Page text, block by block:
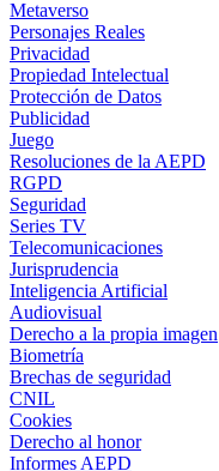
Metaverso
Personajes Reales
Privacidad
Propiedad Intelectual
Protección de Datos
Publicidad
Juego
Resoluciones de la AEPD
RGPD
Seguridad
Series TV
Telecomunicaciones
Jurisprudencia
Inteligencia Artificial
Audiovisual
Derecho a la propia imagen
Biometría
Brechas de seguridad
CNIL
Cookies
Derecho al honor
Informes AEPD